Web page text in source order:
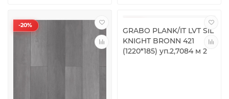
-20%
GRABO PLANK/IT LVT SIL
KNIGHT BRONN 421
(1220*185) уп.2,7084 м 2